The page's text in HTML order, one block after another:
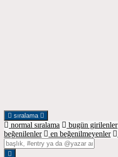
sıralama
normal sıralama bugün girilenler
beğenilenler
en beğenilmeyenler